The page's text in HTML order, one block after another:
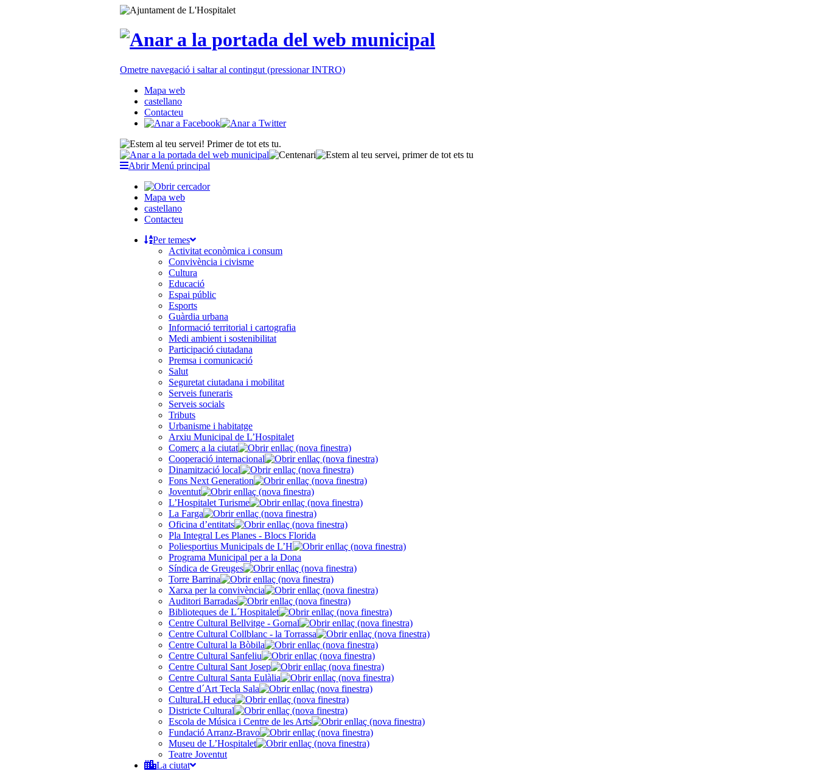
Ometre navegació i saltar al contingut (pressionar INTRO)
Mapa web
castellano
Contacteu
Abrir Menú principal
Mapa web
castellano
Contacteu
Per temes
Activitat econòmica i consum
Convivència i civisme
Cultura
Educació
Espai públic
Esports
Guàrdia urbana
Informació territorial i cartografia
Medi ambient i sostenibilitat
Participació ciutadana
Premsa i comunicació
Salut
Seguretat ciutadana i mobilitat
Serveis funeraris
Serveis socials
Tributs
Urbanisme i habitatge
Arxiu Municipal de L’Hospitalet
Comerç a la ciutat
Cooperació internacional
Dinamització local
Fons Next Generation
Joventut
L’Hospitalet Turisme
La Farga
Oficina d’entitats
Pla Integral Les Planes - Blocs Florida
Poliesportius Municipals de L’H
Programa Municipal per a la Dona
Síndica de Greuges
Torre Barrina
Xarxa per la convivència
Auditori Barradas
Biblioteques de L´Hospitalet
Centre Cultural Bellvitge - Gornal
Centre Cultural Collblanc - la Torrassa
Centre Cultural la Bòbila
Centre Cultural Sanfeliu
Centre Cultural Sant Josep
Centre Cultural Santa Eulàlia
Centre d´Art Tecla Sala
CulturaLH educa
Districte Cultural
Escola de Música i Centre de les Arts
Fundació Arranz-Bravo
Museu de L’Hospitalet
Teatre Joventut
La ciutat